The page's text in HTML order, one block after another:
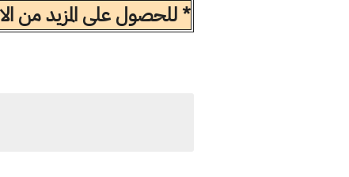
* للحصول على المزيد من